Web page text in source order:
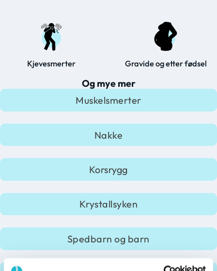
Kjevesmerter Gravide og etter fødsel
Og mye mer
Muskelsmerter
Nakke
Korsrygg
Krystallsyken
Spedbarn og barn